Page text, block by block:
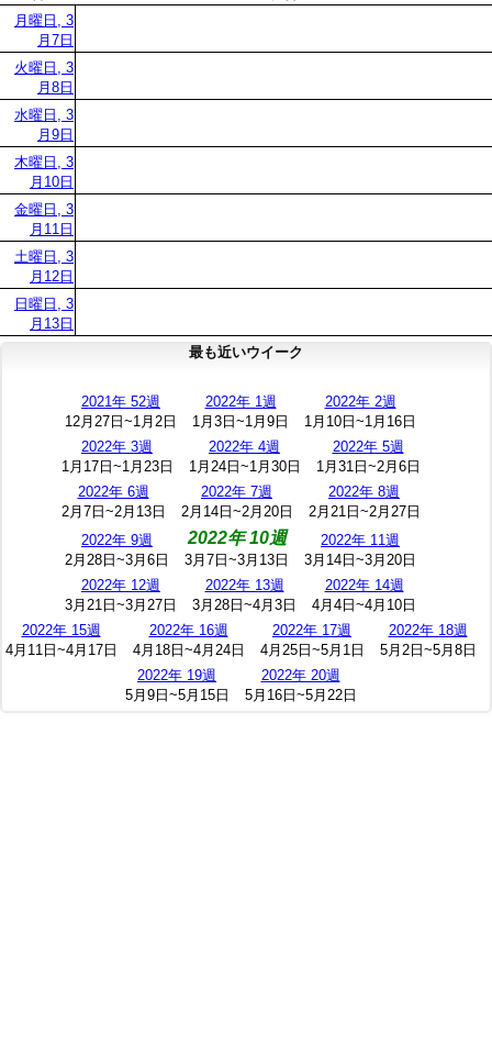
月曜日, 3
月7日
火曜日, 3
月8日
水曜日, 3
月9日
木曜日, 3
月10日
金曜日, 3
月11日
土曜日, 3
月12日
日曜日, 3
月13日
最も近いウイーク
2021年 52週
12月27日~1月2日
2022年 1週
1月3日~1月9日
2022年 2週
1月10日~1月16日
2022年 3週
1月17日~1月23日
2022年 4週
1月24日~1月30日
2022年 5週
1月31日~2月6日
2022年 6週
2月7日~2月13日
2022年 7週
2月14日~2月20日
2022年 8週
2月21日~2月27日
2022年 9週
2月28日~3月6日
2022年 10週
3月7日~3月13日
2022年 11週
3月14日~3月20日
2022年 12週
3月21日~3月27日
2022年 13週
3月28日~4月3日
2022年 14週
4月4日~4月10日
2022年 15週
4月11日~4月17日
2022年 16週
4月18日~4月24日
2022年 17週
4月25日~5月1日
2022年 18週
5月2日~5月8日
2022年 19週
5月9日~5月15日
2022年 20週
5月16日~5月22日